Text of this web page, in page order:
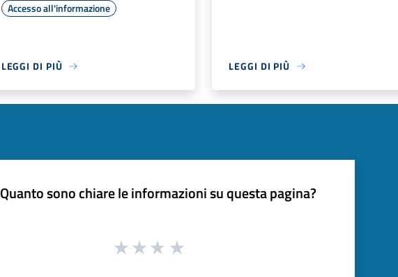
Accesso all'informazione
LEGGI DI PIÙ LEGGI DI PIÙ
Quanto sono chiare le informazioni su questa pagina?